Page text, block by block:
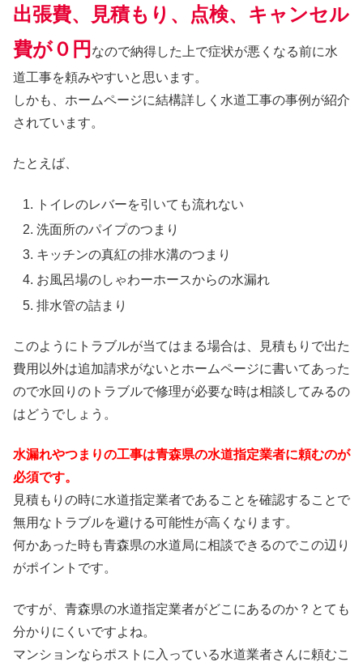
出張費、見積もり、点検、キャンセル
費が０円 なので納得した上で症状が悪くなる前に水
道工事を頼みやすいと思います。
しかも、ホームページに結構詳しく水道工事の事例が紹介
されています。
たとえば、
トイレのレバーを引いても流れない
洗面所のパイプのつまり
キッチンの真紅の排水溝のつまり
お風呂場のしゃわーホースからの水漏れ
排水管の詰まり
このようにトラブルが当てはまる場合は、見積もりで出た
費用以外は追加請求がないとホームページに書いてあった
ので水回りのトラブルで修理が必要な時は相談してみるの
はどうでしょう。
水漏れやつまりの工事は青森県の水道指定業者に頼むのが
必須です。
見積もりの時に水道指定業者であることを確認することで
無用なトラブルを避ける可能性が高くなります。
何かあった時も青森県の水道局に相談できるのでこの辺り
がポイントです。
ですが、青森県の水道指定業者がどこにあるのか？とても
分かりにくいですよね。
マンションならポストに入っている水道業者さんに頼むこ